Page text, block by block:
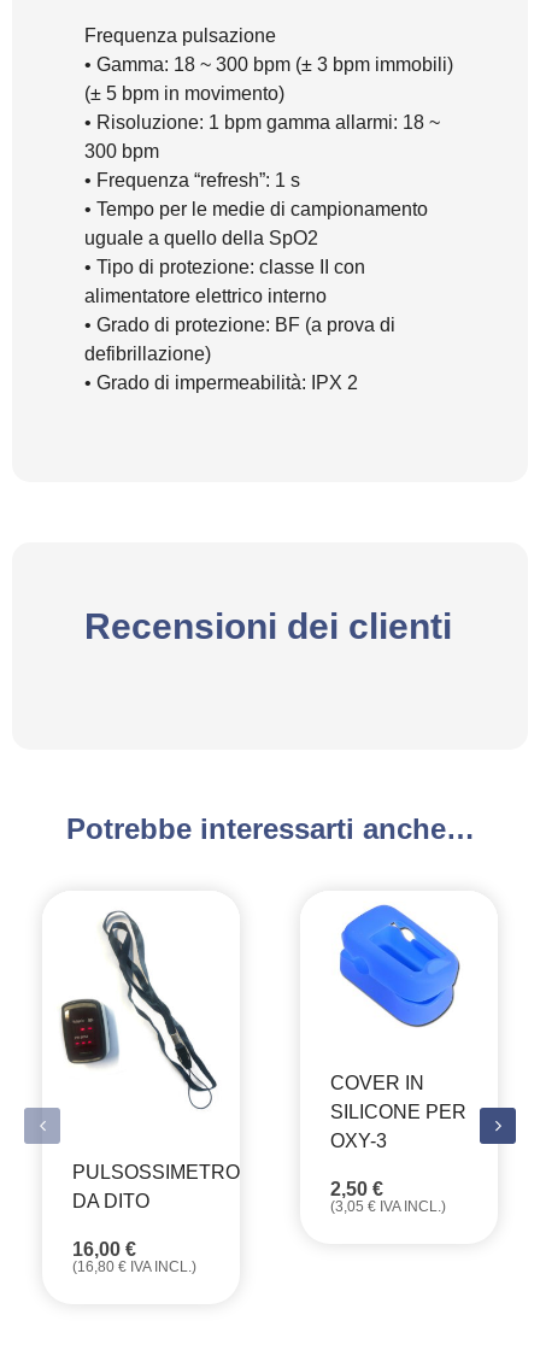
Frequenza pulsazione
• Gamma: 18 ~ 300 bpm (± 3 bpm immobili)
(± 5 bpm in movimento)
• Risoluzione: 1 bpm gamma allarmi: 18 ~
300 bpm
• Frequenza “refresh”: 1 s
• Tempo per le medie di campionamento
uguale a quello della SpO2
• Tipo di protezione: classe II con
alimentatore elettrico interno
• Grado di protezione: BF (a prova di
defibrillazione)
• Grado di impermeabilità: IPX 2
Recensioni dei clienti
Potrebbe interessarti anche…
PULSOSSIMETRO
DA DITO
16,00 €
(16,80 € IVA INCL.)
COVER IN
SILICONE PER
OXY-3
2,50 €
(3,05 € IVA INCL.)